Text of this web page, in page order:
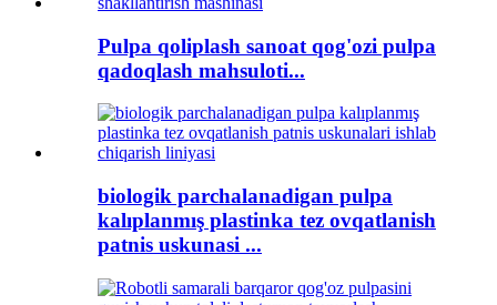
Pulpa qoliplash sanoat qog'ozi pulpa
qadoqlash mahsuloti...
biologik parchalanadigan pulpa
kalıplanmış plastinka tez ovqatlanish
patnis uskunasi ...